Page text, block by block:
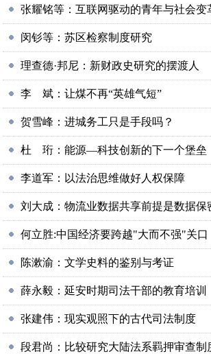
张耀铭等：互联网驱动的青年与社会变
闵钐等：苏区检察制度研究
理查德·邦尼：新财政史研究的摆渡人
李 斌：让煤不再“英雄气短”
贺雪峰：进城务工只是手段吗？
杜 珩：能源—科技创新的下一个堡垒
李道军：以法治思维做好人权保障
刘大成：物流业数据共享前提是数据保
何立胜:中国经济要跨越"大而不强"关口
陈漱渝：文学史料的鉴别与考证
薛永毅：延安时期司法干部的教育培训
张建伟：现实观照下的古代司法制度
段君尚：比较研究大陆法系羁押审查制